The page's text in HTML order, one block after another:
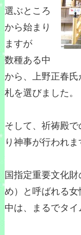
選ぶところ
から始まり
ますが
数種ある中
から、上野正春
札を選びました。
そして、祈祷殿
り神事が行われま
国指定重要文化
め）と呼ばれる
中は、まるでタイ